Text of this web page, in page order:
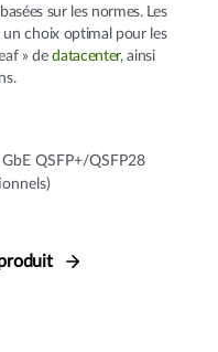
sur les normes. Les
choix optimal pour les
» dedatacenter, ainsi
QSFP+/QSFP28